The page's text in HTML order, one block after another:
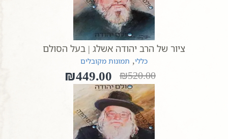
ציור של הרב יהודה אשלג | בעל הסולם
כללי, תמונות מקובלים
₪520.00
המחיר
המקורי
היה:
₪520.00.
₪449.00
המחיר
הנוכחי
הוא:
₪449.00.